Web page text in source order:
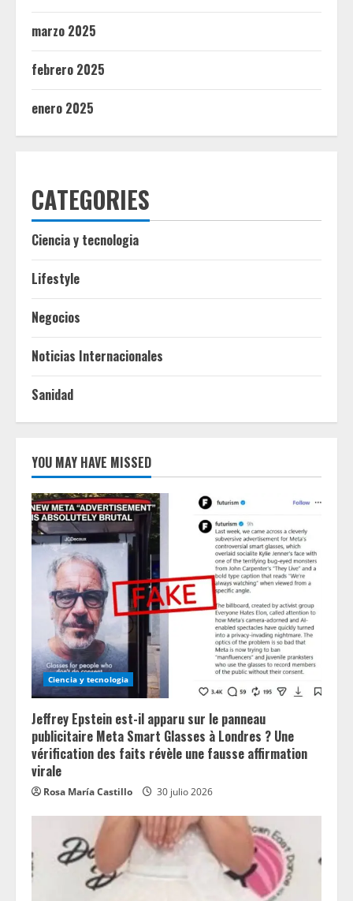
marzo 2025
febrero 2025
enero 2025
CATEGORIES
Ciencia y tecnologia
Lifestyle
Negocios
Noticias Internacionales
Sanidad
YOU MAY HAVE MISSED
Ciencia y tecnologia
Jeffrey Epstein est-il apparu sur le panneau
publicitaire Meta Smart Glasses à Londres ? Une
vérification des faits révèle une fausse affirmation
virale
Rosa María Castillo 30 julio 2026